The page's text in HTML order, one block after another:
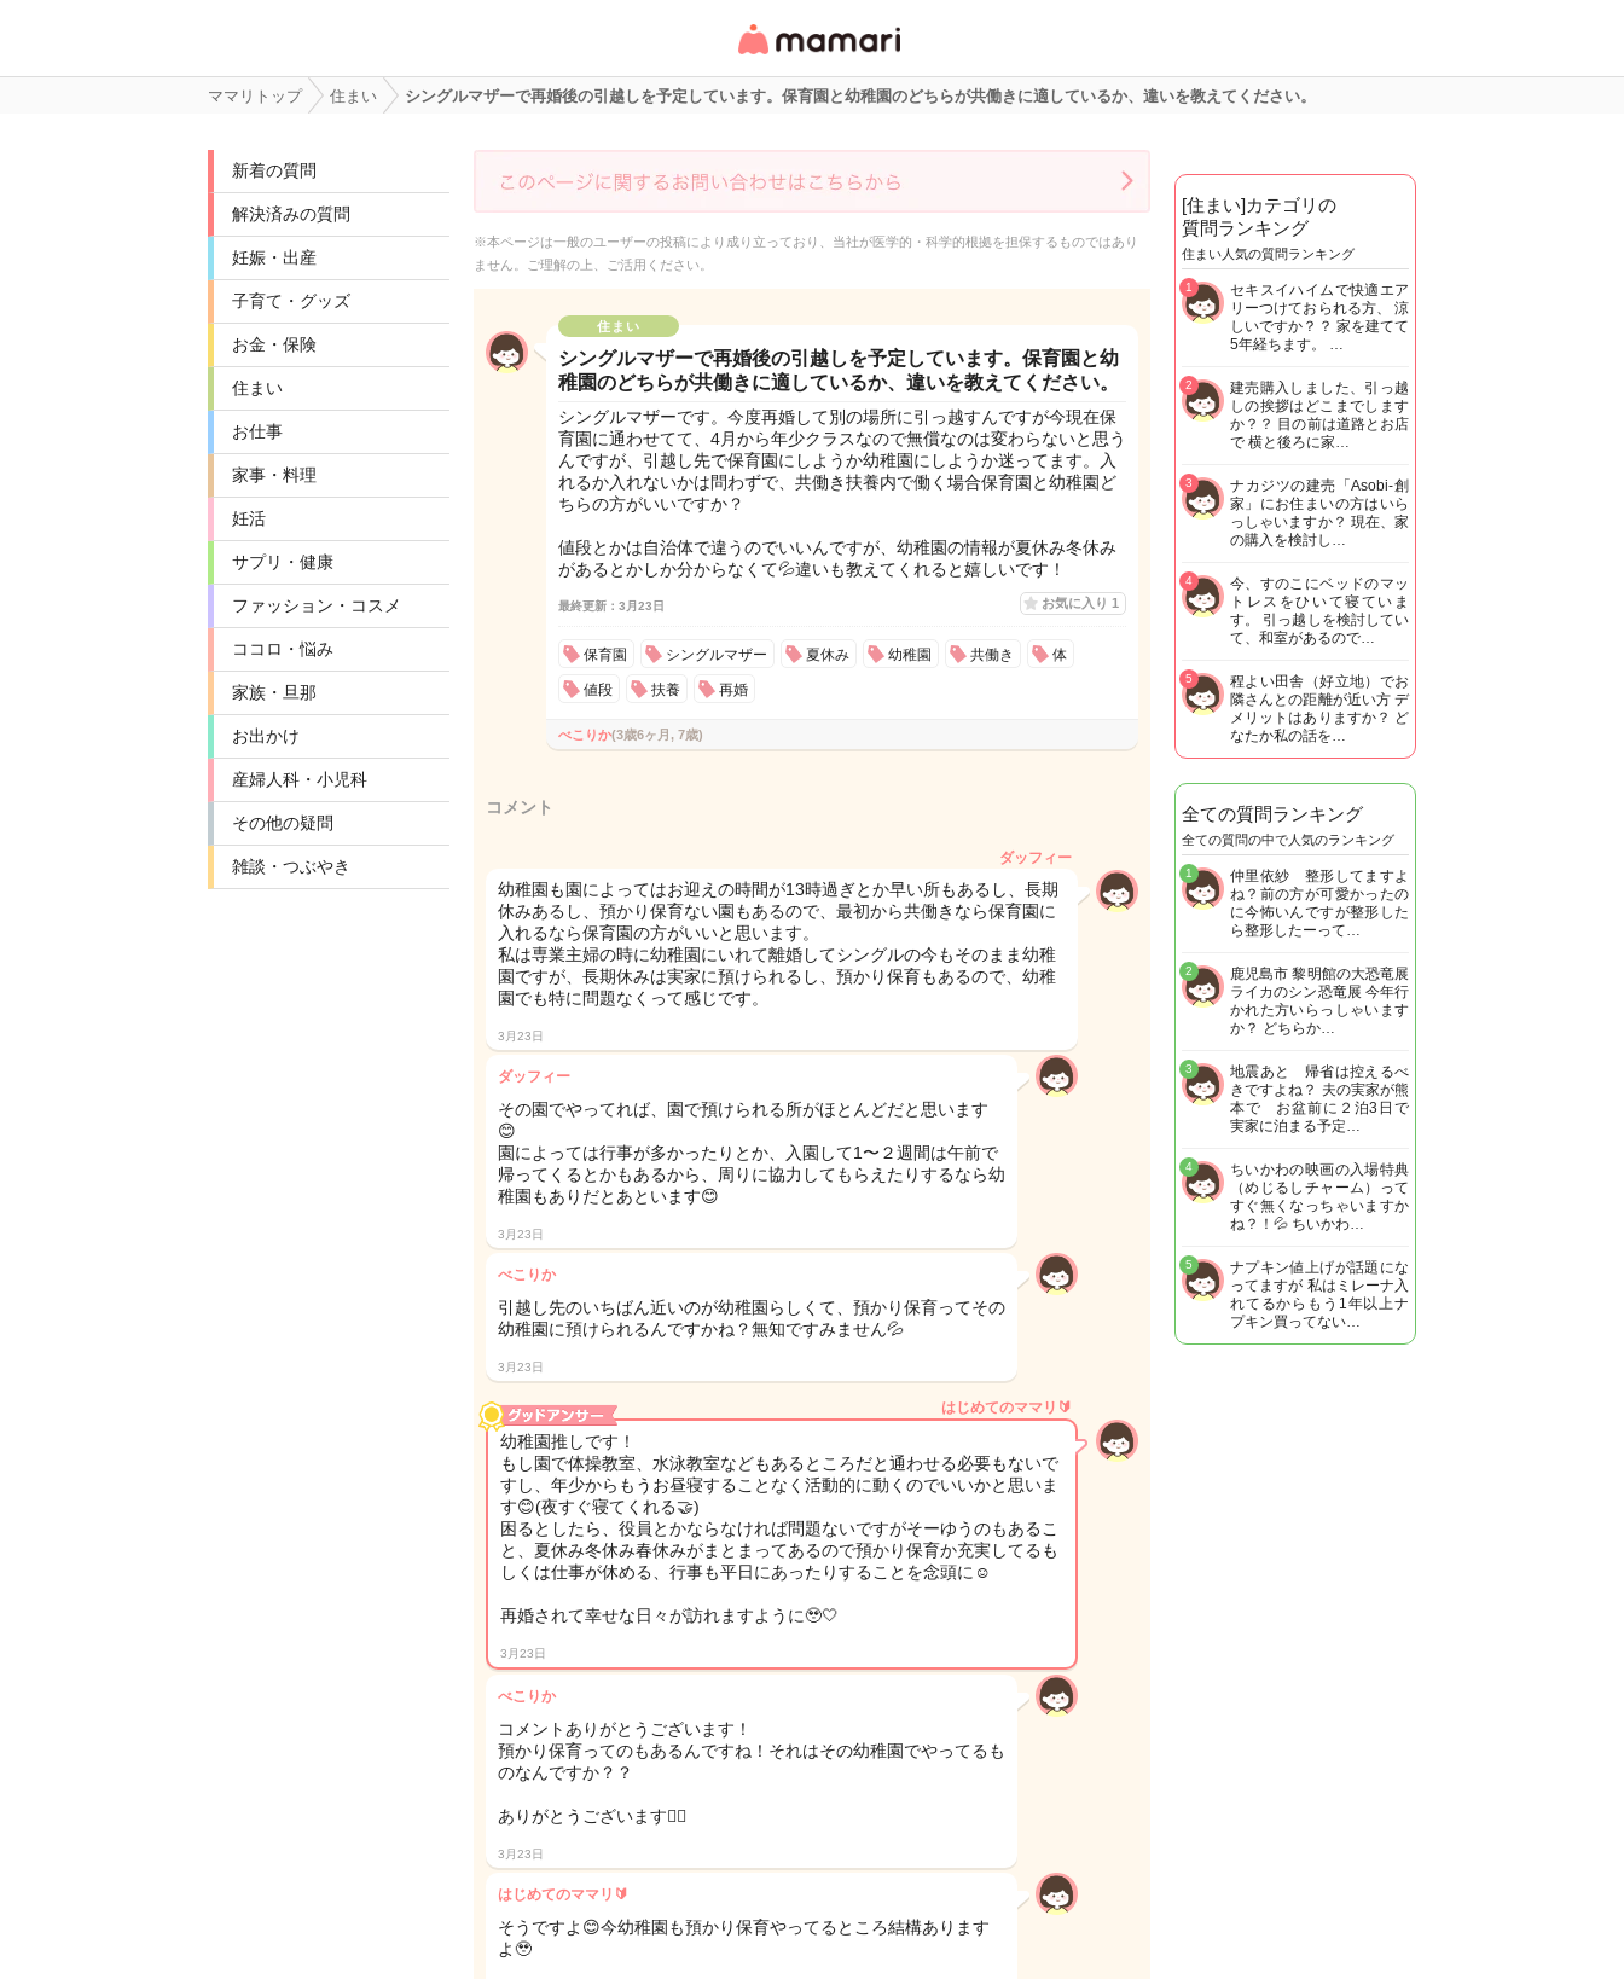
リ・情報サイト
ママリトップ 住まい シングルマザーで再婚後の引越しを予定しています。保育園と幼稚園のどちらが共働きに適しているか、違いを教えてください。
新着の質問
解決済みの質問
妊娠・出産
子育て・グッズ
お金・保険
住まい
お仕事
家事・料理
妊活
サプリ・健康
ファッション・コスメ
ココロ・悩み
家族・旦那
お出かけ
産婦人科・小児科
その他の疑問
雑談・つぶやき
※本ページは一般のユーザーの投稿により成り立っており、当社が医学的・科学的根拠を担保するものではあり
ません。ご理解の上、ご活用ください。
住まい
シングルマザーで再婚後の引越しを予定しています。保育園と幼
稚園のどちらが共働きに適しているか、違いを教えてください。
シングルマザーです。今度再婚して別の場所に引っ越すんですが今現在保
育園に通わせてて、4月から年少クラスなので無償なのは変わらないと思う
んですが、引越し先で保育園にしようか幼稚園にしようか迷ってます。入
れるか入れないかは問わずで、共働き扶養内で働く場合保育園と幼稚園ど
ちらの方がいいですか？
値段とかは自治体で違うのでいいんですが、幼稚園の情報が夏休み冬休み
があるとかしか分からなくて💦違いも教えてくれると嬉しいです！
最終更新：3月23日 お気に入り 1
保育園 シングルマザー 夏休み 幼稚園 共働き 体
値段 扶養 再婚
べこりか(3歳6ヶ月, 7歳)
コメント
ダッフィー
幼稚園も園によってはお迎えの時間が13時過ぎとか早い所もあるし、長期
休みあるし、預かり保育ない園もあるので、最初から共働きなら保育園に
入れるなら保育園の方がいいと思います。
私は専業主婦の時に幼稚園にいれて離婚してシングルの今もそのまま幼稚
園ですが、長期休みは実家に預けられるし、預かり保育もあるので、幼稚
園でも特に問題なくって感じです。
3月23日
ダッフィー
その園でやってれば、園で預けられる所がほとんどだと思います
😊
園によっては行事が多かったりとか、入園して1〜２週間は午前で
帰ってくるとかもあるから、周りに協力してもらえたりするなら幼
稚園もありだとあといます😊
3月23日
べこりか
引越し先のいちばん近いのが幼稚園らしくて、預かり保育ってその
幼稚園に預けられるんですかね？無知ですみません💦
3月23日
はじめてのママリ🔰
幼稚園推しです！
もし園で体操教室、水泳教室などもあるところだと通わせる必要もないで
すし、年少からもうお昼寝することなく活動的に動くのでいいかと思いま
す😊(夜すぐ寝てくれる🤝)
困るとしたら、役員とかならなければ問題ないですがそーゆうのもあるこ
と、夏休み冬休み春休みがまとまってあるので預かり保育か充実してるも
しくは仕事が休める、行事も平日にあったりすることを念頭に☺️
再婚されて幸せな日々が訪れますように🥹🤍
3月23日
べこりか
コメントありがとうございます！
預かり保育ってのもあるんですね！それはその幼稚園でやってるも
のなんですか？？
ありがとうございます🙇‍♀️
3月23日
はじめてのママリ🔰
そうですよ😊今幼稚園も預かり保育やってるところ結構あります
よ🥹
[住まい]カテゴリの
質問ランキング
住まい人気の質問ランキング
セキスイハイムで快適エア
リーつけておられる方、 涼
しいですか？？ 家を建てて
5年経ちます。 …
1
建売購入しました、引っ越
しの挨拶はどこまでします
か？？ 目の前は道路とお店
で 横と後ろに家…
2
ナカジツの建売「Asobi-創
家」にお住まいの方はいら
っしゃいますか？ 現在、家
の購入を検討し…
3
今、すのこにベッドのマッ
トレスをひいて寝ていま
す。 引っ越しを検討してい
て、和室があるので…
4
程よい田舎（好立地）でお
隣さんとの距離が近い方 デ
メリットはありますか？ ど
なたか私の話を…
5
全ての質問ランキング
全ての質問の中で人気のランキング
仲里依紗 整形してますよ
ね？前の方が可愛かったの
に今怖いんですが整形した
ら整形したーって…
1
鹿児島市 黎明館の大恐竜展
ライカのシン恐竜展 今年行
かれた方いらっしゃいます
か？ どちらか…
2
地震あと 帰省は控えるべ
きですよね？ 夫の実家が熊
本で お盆前に２泊3日で
実家に泊まる予定…
3
ちいかわの映画の入場特典
（めじるしチャーム）って
すぐ無くなっちゃいますか
ね？！💦 ちいかわ…
4
ナプキン値上げが話題にな
ってますが 私はミレーナ入
れてるからもう1年以上ナ
プキン買ってない…
5